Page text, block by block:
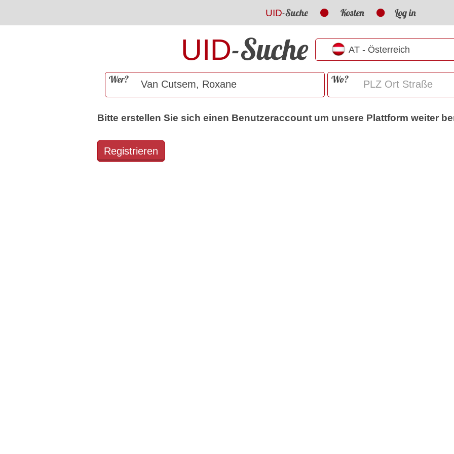
UID-Suche Kosten Log in
UID-Suche
Wer? Wo?
Bitte erstellen Sie sich einen Benutzeraccount um unsere Plattform weiter
Registrieren